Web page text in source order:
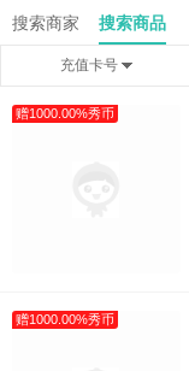
搜索商家 搜索商品
充值卡号
赠1000.00%秀币
赠1000.00%秀币